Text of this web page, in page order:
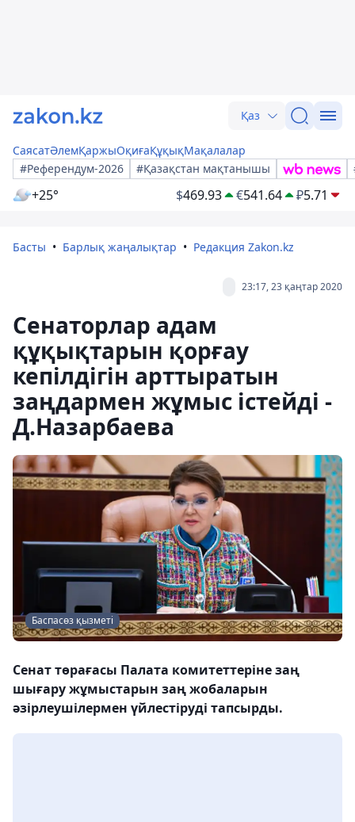
Қаз
СаясатӘлемҚаржыОқиғаҚұқықМақалалар
#Референдум-2026
#Қазақстан мақтанышы
+25° $469.93 €541.64 ₽5.71
Басты Барлық жаңалықтар Редакция Zakon.kz
23:17, 23 қаңтар 2020
Сенаторлар адам
құқықтарын қорғау
кепілдігін арттыратын
заңдармен жұмыс істейді -
Д.Назарбаева
Баспасөз қызметі
Сенат төрағасы Палата комитеттеріне заң
шығару жұмыстарын заң жобаларын
әзірлеушілермен үйлестіруді тапсырды.